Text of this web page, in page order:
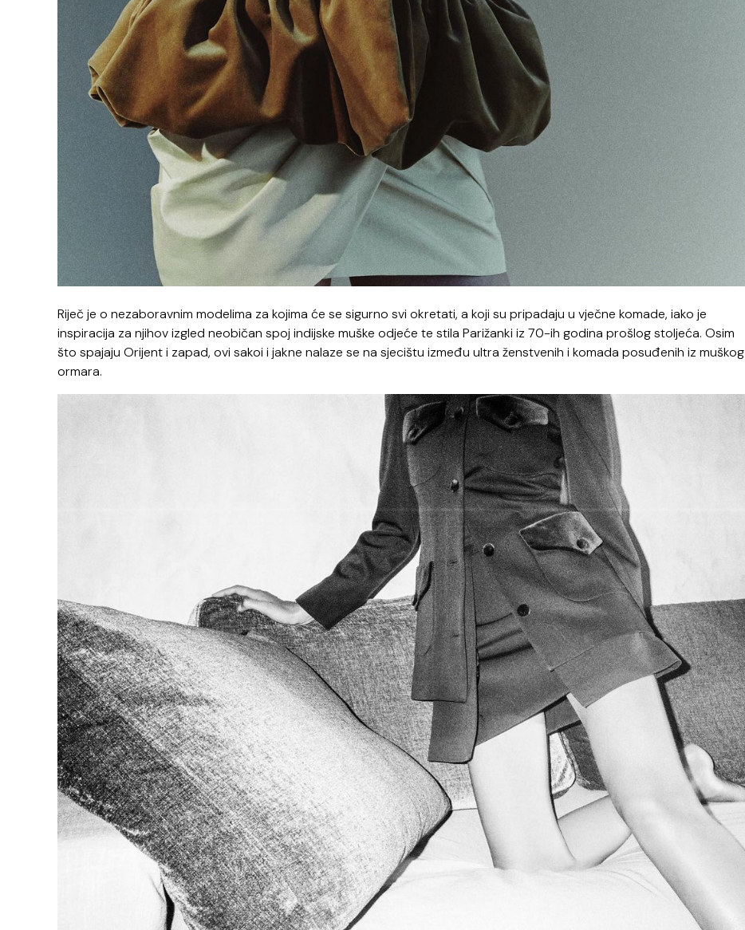
Riječ je o nezaboravnim modelima za kojima će se sigurno svi okretati, a koji su pripadaju u vječne komade, iako je
inspiracija za njihov izgled neobičan spoj indijske muške odjeće te stila Parižanki iz 70-ih godina prošlog stoljeća. Osim
što spajaju Orijent i zapad, ovi sakoi i jakne nalaze se na sjecištu između ultra ženstvenih i komada posuđenih iz muškog
ormara.